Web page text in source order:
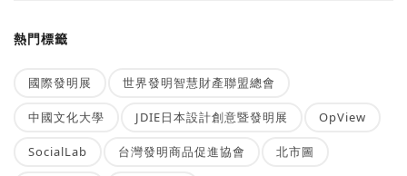
熱門標籤
國際發明展 世界發明智慧財產聯盟總會
中國文化大學 JDIE日本設計創意暨發明展 OpView
SocialLab 台灣發明商品促進協會 北市圖